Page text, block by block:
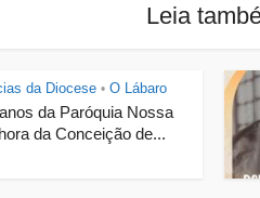
Leia
da Diocese • O Lábaro
da Paróquia Nossa
da Conceição de...